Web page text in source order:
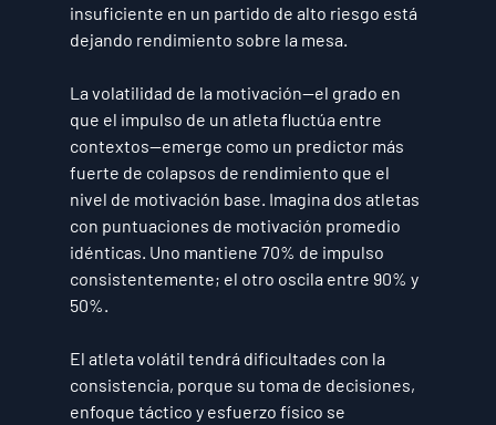
insuficiente en un partido de alto riesgo está
dejando rendimiento sobre la mesa.
La volatilidad de la motivación—el grado en
que el impulso de un atleta fluctúa entre
contextos—emerge como un predictor más
fuerte de colapsos de rendimiento que el
nivel de motivación base. Imagina dos atletas
con puntuaciones de motivación promedio
idénticas. Uno mantiene 70% de impulso
consistentemente; el otro oscila entre 90% y
50%.
El atleta volátil tendrá dificultades con la
consistencia, porque su toma de decisiones,
enfoque táctico y esfuerzo físico se